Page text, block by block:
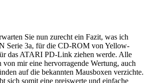
Sie nun zurecht ein Fazit, was ich
Serie 3a, für die CD-ROM von Yellow-
das ATARI PD-Link ziehen werde. Alle
von mir eine hervorragende Wertung, auch
auf die bekannten Mausboxen verzichte.
sich somit eine preiswerte und einfache